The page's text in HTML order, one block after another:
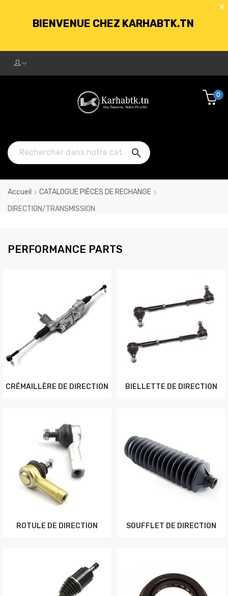
BIENVENUE CHEZ KARHABTK.TN
250DT D'ACHATS

0
Accueil
CATALOGUE PIÈCES DE RECHANGE
DIRECTION/TRANSMISSION
PERFORMANCE PARTS
CRÉMAILLÈRE DE DIRECTION BIELLETTE DE DIRECTION
ROTULE DE DIRECTION SOUFFLET DE DIRECTION